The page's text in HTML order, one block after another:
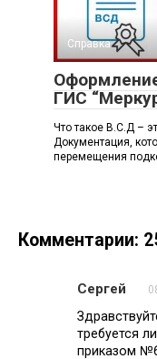
Справка
ГИС
Что такое В.С.Д –
Документация,
перемещения
Комментарии:
Сергей
требуется
приказом